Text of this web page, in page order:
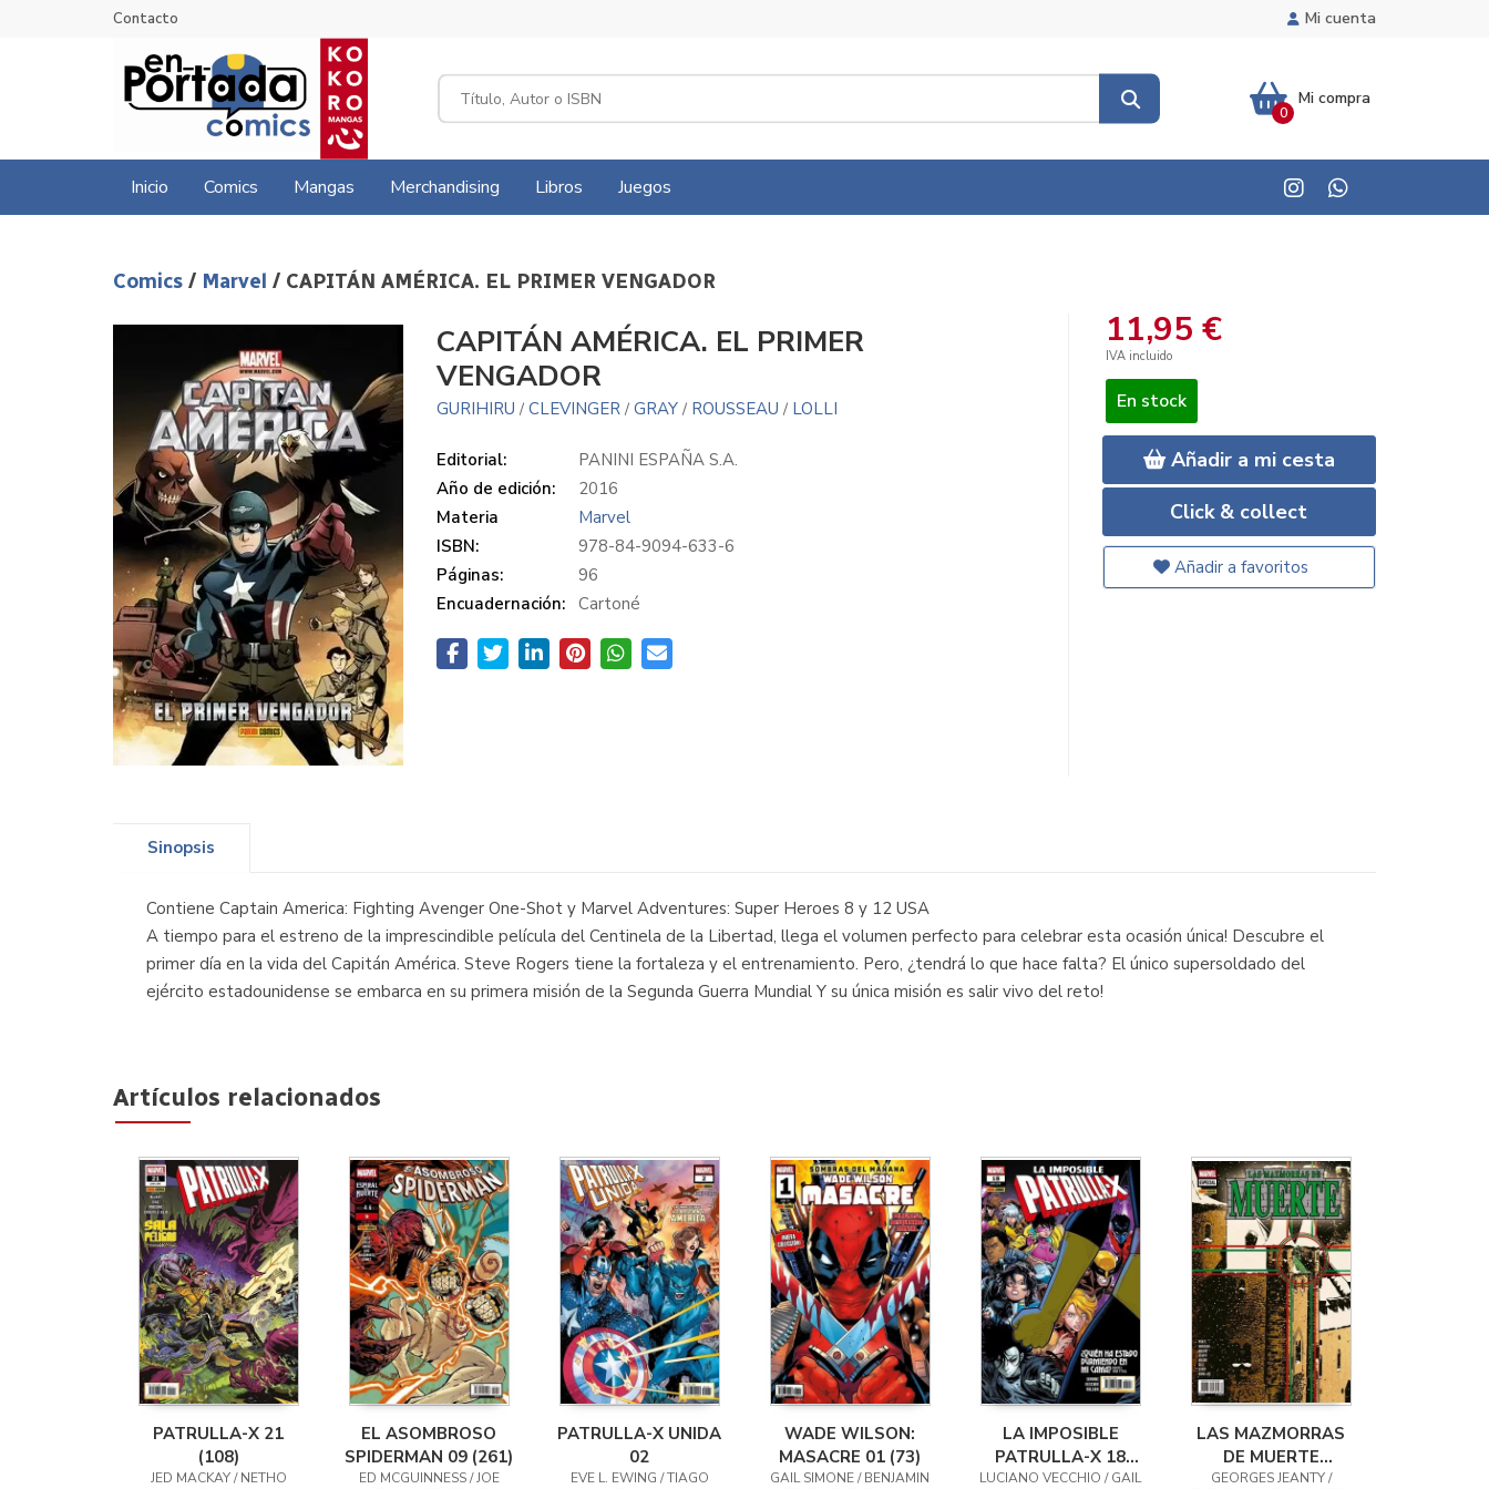
Mi cuenta
Contacto
Mi compra
0
Inicio Comics Mangas Merchandising Libros Juegos
Comics / Marvel / CAPITÁN AMÉRICA. EL PRIMER VENGADOR
CAPITÁN AMÉRICA. EL PRIMER
VENGADOR
GURIHIRU /CLEVINGER /GRAY / ROUSSEAU / LOLLI
Editorial:
PANINI ESPAÑA S.A.
Año de edición:
2016
Materia
Marvel
ISBN:
978-84-9094-633-6
Páginas:
96
Encuadernación:
Cartoné
11,95 €
IVA incluido
En stock
Añadir a mi cesta
Click & collect
Añadir a favoritos
Sinopsis
Contiene Captain America: Fighting Avenger One-Shot y Marvel Adventures: Super Heroes 8 y 12 USA
A tiempo para el estreno de la imprescindible película del Centinela de la Libertad, llega el volumen perfecto para celebrar esta ocasión única! Descubre el
primer día en la vida del Capitán América. Steve Rogers tiene la fortaleza y el entrenamiento. Pero, ¿tendrá lo que hace falta? El único supersoldado del
ejército estadounidense se embarca en su primera misión de la Segunda Guerra Mundial Y su única misión es salir vivo del reto!
Artículos relacionados
PATRULLA-X 21
(108)
JED MACKAY / NETHO
EL ASOMBROSO
SPIDERMAN 09 (261)
ED MCGUINNESS / JOE
PATRULLA-X UNIDA
02
EVE L. EWING / TIAGO
WADE WILSON:
MASACRE 01 (73)
GAIL SIMONE / BENJAMIN
LA IMPOSIBLE
PATRULLA-X 18
(179)
LUCIANO VECCHIO / GAIL
LAS MAZMORRAS
DE MUERTE
(PORTADA
GEORGES JEANTY /